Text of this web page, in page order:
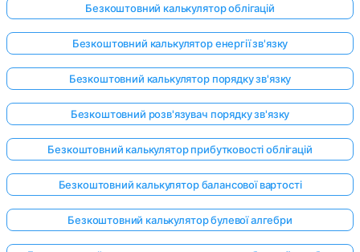
Безкоштовний калькулятор облігацій
Безкоштовний калькулятор енергії зв'язку
Безкоштовний калькулятор порядку зв'язку
Безкоштовний розв'язувач порядку зв'язку
Безкоштовний калькулятор прибутковості облігацій
Безкоштовний калькулятор балансової вартості
Безкоштовний калькулятор булевої алгебри